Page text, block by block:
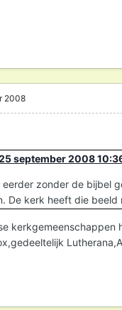
2008
september 2008
eerder zonder de bijbel
De kerk heeft die
kerkgemeenschappen